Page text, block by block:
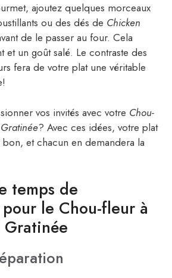
ajoutez quelques morceaux
ou des dés de Chicken
de le passer au four. Cela
et un goût salé. Le contraste des
fera de votre plat une véritable
vos invités avec votre Chou-
? Avec ces idées, votre plat
bon, et chacun en demandera la
temps de
le Chou-fleur à
Gratinée